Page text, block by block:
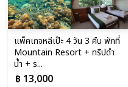
แพ็คเกจหลีเป๊ะ 4 วัน 3 คืน พักที่
Mountain Resort + ทริปดำ
น้ำ + ร...
฿ 13,000